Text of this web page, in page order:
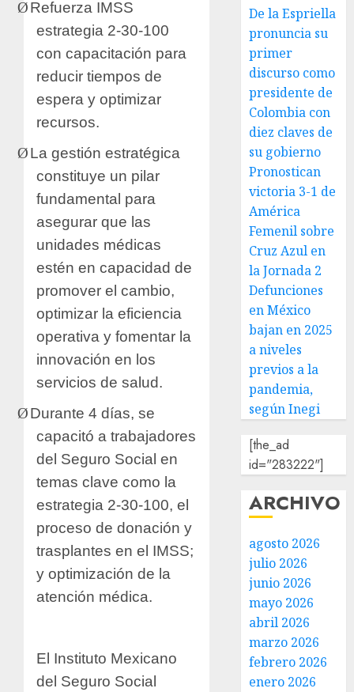
ØRefuerza IMSS
estrategia 2-30-100
con capacitación para
reducir tiempos de
espera y optimizar
recursos.
ØLa gestión estratégica
constituye un pilar
fundamental para
asegurar que las
unidades médicas
estén en capacidad de
promover el cambio,
optimizar la eficiencia
operativa y fomentar la
innovación en los
servicios de salud.
ØDurante 4 días, se
capacitó a trabajadores
del Seguro Social en
temas clave como la
estrategia 2-30-100, el
proceso de donación y
trasplantes en el IMSS;
y optimización de la
atención médica.
El Instituto Mexicano
del Seguro Social
De la Espriella
pronuncia su
primer
discurso como
presidente de
Colombia con
diez claves de
su gobierno
Pronostican
victoria 3-1 de
América
Femenil sobre
Cruz Azul en
la Jornada 2
Defunciones
en México
bajan en 2025
a niveles
previos a la
pandemia,
según Inegi
[the_ad
id="283222"]
ARCHIVO
agosto 2026
julio 2026
junio 2026
mayo 2026
abril 2026
marzo 2026
febrero 2026
enero 2026